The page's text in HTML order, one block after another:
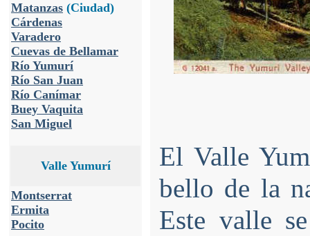
Matanzas (Ciudad)
Cárdenas
Varadero
Cuevas de Bellamar
Río Yumurí
Río San Juan
Río Canímar
Buey Vaquita
San Miguel
Valle Yumurí
Montserrat
Ermita
Pocito
El Valle
bello de la
Este valle